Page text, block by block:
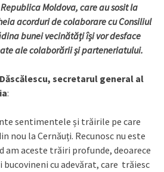
Moldova, care au sosit la
acorduri de colaborare cu Consiliul
bunei vecinătăți își vor desface
ale colaborării și parteneriatului.
secretarul general al
:
sentimentele și trăirile pe care
nou la Cernăuți. Recunosc nu este
am aceste trăiri profunde, deoarece
cu adevărat, care trăiesc